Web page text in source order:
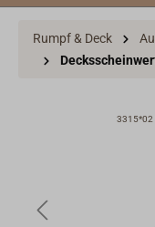
Rumpf & Deck
3315*02